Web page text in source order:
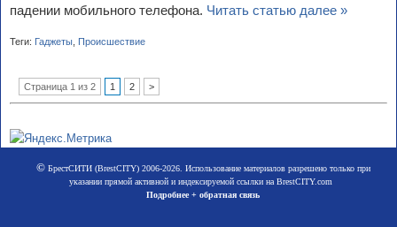
падении мобильного телефона. Читать статью далее »
Теги: Гаджеты Происшествие
Страница 1 из 2 1 2 >
©БрестСИТИ (BrestCITY) 2006-2026. Использование материалов разрешено только при
указании прямой активной и индексируемой ссылки на BrestCITY.com
Подробнее + обратная связь